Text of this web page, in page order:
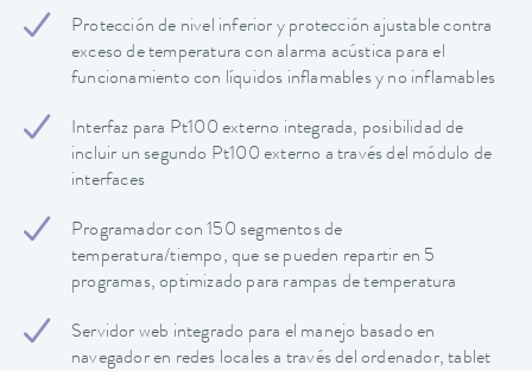
Protección de nivel inferior y protección ajustable contra
exceso de temperatura con alarma acústica para el
funcionamiento con líquidos inflamables y no inflamables
Interfaz para Pt100 externo integrada, posibilidad de
incluir un segundo Pt100 externo a través del módulo de
interfaces
Programador con 150 segmentos de
temperatura/tiempo, que se pueden repartir en 5
programas, optimizado para rampas de temperatura
Servidor web integrado para el manejo basado en
navegador en redes locales a través del ordenador, tablet